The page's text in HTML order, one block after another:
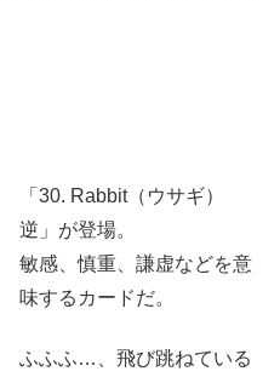
「30. Rabbit（ウサギ）
逆」が登場。
敏感、慎重、謙虚などを意
味するカードだ。
ふふふ…、飛び跳ねている